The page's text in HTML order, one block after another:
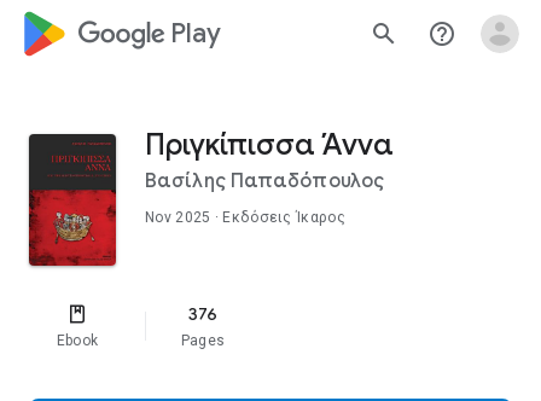
google_logo Play search help_outline
Πριγκίπισσα Άννα
Βασίλης Παπαδόπουλος
Nov 2025 · Εκδόσεις Ίκαρος
Ebook
376
Pages